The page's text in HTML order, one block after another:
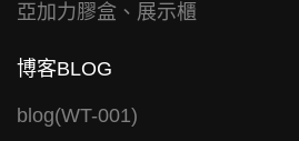
亞加力膠盒、展示櫃
博客BLOG
blog(WT-001)